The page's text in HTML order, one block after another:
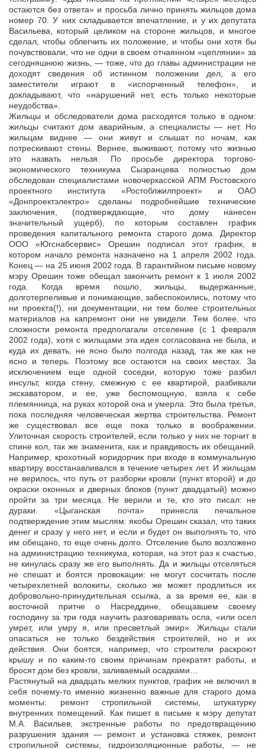
остаются без ответа» и просьба лично принять жильцов дома
номер 70. У них складывается впечатление, и у их депутата
Васильева, который целиком на стороне жильцов, и многое
сделал, чтобы облегчить их положение, и чтобы они хотя бы
почувствовали, что не одни в своем отчаянном «цеплянии» за
сегодняшнюю жизнь, — тоже, что до главы администрации не
доходят сведения об истинном положении дел, а его
заместители играют в «испорченный телефон», и
докладывают, что «нарушений нет, есть только некоторые
неудобства».
Жильцы и обследователи дома расходятся только в одном:
жильцы считают дом аварийным, а специалисты — нет. Но
жильцам виднее — они живут и слышат по ночам, как
потрескивают стены. Вернее, выживают, потому что жизнью
это назвать нельзя. По просьбе директора торгово-
экономического техникума Сызранцева полностью дом
обследован специалистами новочеркасской АПМ Ростовского
проектного института «Ростоблжилпроект» и ОАО
«Донпроектэлектро» сделаны подробнейшие технические
заключения, (подтверждающие, что дому нанесен
значительный ущерб), по которым составлен график
проведения капитального ремонта старого дома. Директор
ООО «Югснабсервис» Орешин подписал этот график, в
котором начало ремонта назначено на 1 апреля 2002 года.
Конец — на 25 июня 2002 года. В гарантийном письме новому
мэру Орешин тоже обещал закончить ремонт к 1 июля 2002
года. Когда время пошло, жильцы, выдержанные,
долготерпеливые и понимающие, забеспокоились, потому что
ни проекта(!), ни документации, ни тем более строительных
материалов на капремонт они не увидели. Тем более, что
сложности ремонта предполагали отселение (с 1 февраля
2002 года), хотя с жильцами эта идея согласована не была, и
куда их девать, не ясно было полгода назад, так же как не
ясно и теперь. Поэтому все остаются на своих местах. За
исключением еще одной соседки, которую тоже разбил
инсульт, когда стену, смежную с ее квартирой, разбивали
экскаватором, и ее, уже беспомощную, взяла к себе
племянница, на руках которой она и умерла. Это была третья,
пока последняя человеческая жертва строительства. Ремонт
же существовал все еще пока только в воображении.
Улиточная скорость строителей, если только у них не торчит в
спине кол, так же знаменита, как и правдивость их обещаний.
Например, крохотный коридорчик при входе в коммунальную
квартиру восстанавливался в течение четырех лет. И жильцам
не верилось, что путь от разборки кровли (пункт второй) и до
окраски оконных и дверных блоков (пункт двадцатый) можно
пройти за три месяца. Не верили и те, кто это писал: не
дураки. «Цыганская почта» принесла печальное
подтверждение этим мыслям: якобы Орешин сказал, что таких
денег и сразу у него нет, и если и будет он выполнять то, что
им обещано, то еще очень долго. Отселение было возложено
на администрацию техникума, которая, на этот раз к счастью,
не кинулась сразу же его выполнять. Да и жильцы отселяться
не спешат и боятся провокации: не могут сосчитать после
четырехлетней волокиты, сколько же может продлиться их
добровольно-принудительная ссылка, а за время ее, как в
восточной притче о Насреддине, обещавшем своему
господину за три года научить разговаривать осла, «или осел
умрет, или умру я, или пресветлый эмир». Жильцы стали
опасаться не только бездействия строителей, но и их
действия. Они боятся, например, что строители раскроют
крышу и по каким-то своим причинам прекратят работы, и
бросят дом без кровли, заливаемый осадками…
Растянутый на двадцать мелких пунктов, график не включил в
себя почему-то именно жизненно важные для старого дома
моменты: ремонт стропильной системы, штукатурку
внутренних помещений. Как пишет в письме к мэру депутат
М.А. Васильев, экстренные работы по предотвращению
разрушения здания — ремонт и установка стяжек, ремонт
стропильной системы, гидроизоляционные работы, — не